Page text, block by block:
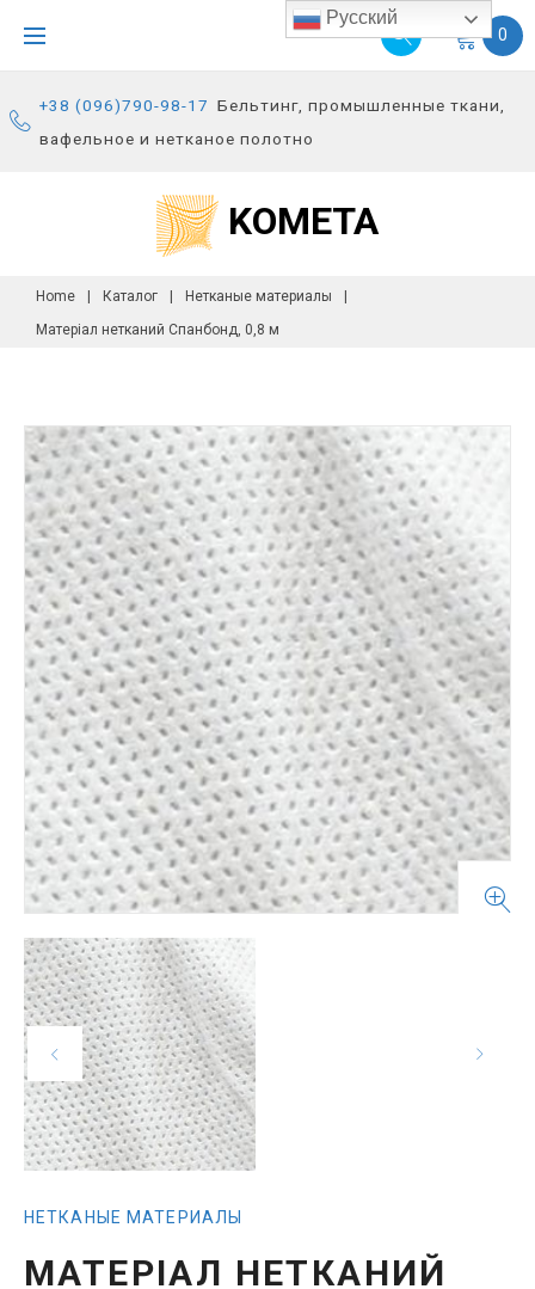
p
0
+38 (096)790-98-17 Бельтинг, промышленные ткани,
вафельное и нетканое полотно
KOMETA
Home Каталог Нетканые материалы
Матеріал нетканий Спанбонд, 0,8 м
НЕТКАНЫЕ МАТЕРИАЛЫ
МАТЕРІАЛ НЕТКАНИЙ
Русский